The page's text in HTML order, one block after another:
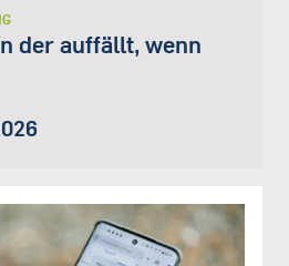
der auffällt, wenn